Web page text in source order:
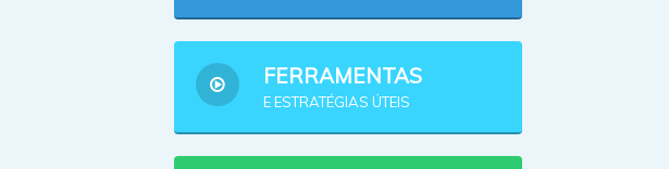
FERRAMENTAS
E ESTRATÉGIAS ÚTEIS